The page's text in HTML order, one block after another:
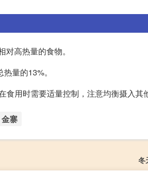
高热量的食物。
量的13%。
用时需要适量控制，注意均衡摄入其
金寨
冬